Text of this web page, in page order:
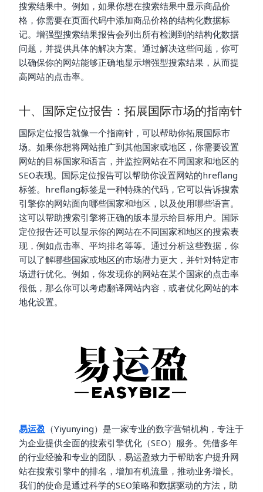
搜索结果中。例如，如果你想在搜索结果中显示商品价
格，你需要在页面代码中添加商品价格的结构化数据标
记。增强型搜索结果报告会列出所有检测到的结构化数据
问题，并提供具体的解决方案。通过解决这些问题，你可
以确保你的网站能够正确地显示增强型搜索结果，从而提
高网站的点击率。
十、国际定位报告：拓展国际市场的指南针
国际定位报告就像一个指南针，可以帮助你拓展国际市
场。如果你想将网站推广到其他国家或地区，你需要设置
网站的目标国家和语言，并监控网站在不同国家和地区的
SEO表现。国际定位报告可以帮助你设置网站的hreflang
标签。hreflang标签是一种特殊的代码，它可以告诉搜索
引擎你的网站面向哪些国家和地区，以及使用哪些语言。
这可以帮助搜索引擎将正确的版本显示给目标用户。国际
定位报告还可以显示你的网站在不同国家和地区的搜索表
现，例如点击率、平均排名等等。通过分析这些数据，你
可以了解哪些国家或地区的市场潜力更大，并针对特定市
场进行优化。例如，你发现你的网站在某个国家的点击率
很低，那么你可以考虑翻译网站内容，或者优化网站的本
地化设置。
易运盈 （Yiyunying）是一家专业的数字营销机构，专注于
为企业提供全面的搜索引擎优化（SEO）服务。凭借多年
的行业经验和专业的团队，易运盈致力于帮助客户提升网
站在搜索引擎中的排名，增加有机流量，推动业务增长。
我们的使命是通过科学的SEO策略和数据驱动的方法，助